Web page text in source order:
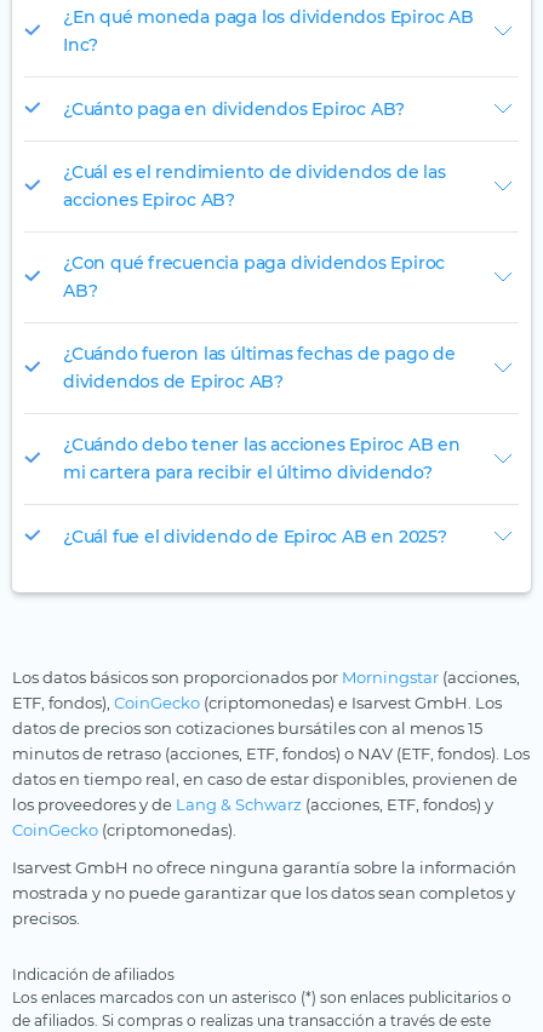
¿En qué moneda paga los dividendos Epiroc AB
Inc?
¿Cuánto paga en dividendos Epiroc AB?
¿Cuál es el rendimiento de dividendos de las
acciones Epiroc AB?
¿Con qué frecuencia paga dividendos Epiroc
AB?
¿Cuándo fueron las últimas fechas de pago de
dividendos de Epiroc AB?
¿Cuándo debo tener las acciones Epiroc AB en
mi cartera para recibir el último dividendo?
¿Cuál fue el dividendo de Epiroc AB en 2025?
Los datos básicos son proporcionados por Morningstar (acciones,
ETF, fondos), CoinGecko (criptomonedas) e Isarvest GmbH. Los
datos de precios son cotizaciones bursátiles con al menos 15
minutos de retraso (acciones, ETF, fondos) o NAV (ETF, fondos). Los
datos en tiempo real, en caso de estar disponibles, provienen de
los proveedores y de Lang & Schwarz (acciones, ETF, fondos) y
CoinGecko (criptomonedas).
Isarvest GmbH no ofrece ninguna garantía sobre la información
mostrada y no puede garantizar que los datos sean completos y
precisos.
Indicación de afiliados
Los enlaces marcados con un asterisco (*) son enlaces publicitarios o
de afiliados. Si compras o realizas una transacción a través de este